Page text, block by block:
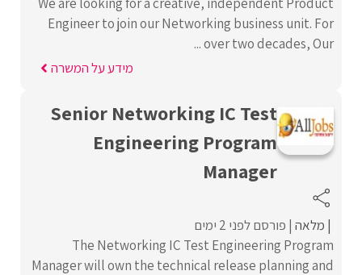
Engineer to join our Networking business unit. For
over two decades, Our ...
מידע על המשרה
Senior Networking IC Test
Engineering Program
Manager
מלאה פורסם לפני 2 ימים
The Networking IC Test Engineering Program
Manager will own the technical release planning and